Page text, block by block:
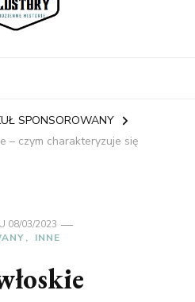
SPONSOROWANY
– czym charakteryzuje się
08/03/2023
INNE